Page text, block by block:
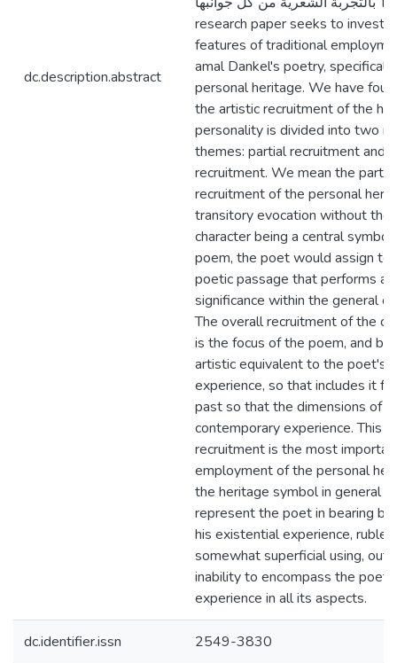
dc.description.abstract
research paper seeks to
features of traditional
amal Dankel's poetry,
personal heritage. We have
the artistic recruitment of the
personality is divided into two
themes: partial recruitment and
recruitment. We mean the partial
recruitment of the personal
transitory evocation without the
character being a central
poem, the poet would assign to
poetic passage that performs a
significance within the general
The overall recruitment of the
is the focus of the poem, and
artistic equivalent to the poet's
experience, so that includes it
past so that the dimensions of
contemporary experience. This
recruitment is the most
employment of the personal
the heritage symbol in general
represent the poet in bearing
his existential experience, ruble
somewhat superficial using, out
inability to encompass the poetic
experience in all its aspects.
dc.identifier.issn 2549-3830